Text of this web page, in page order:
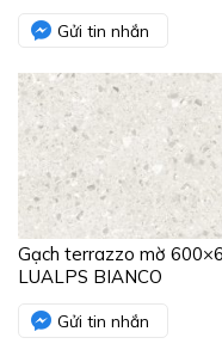
Gửi tin nhắn
Gạch terrazzo mờ
LUALPS BIANCO
Gửi tin nhắn